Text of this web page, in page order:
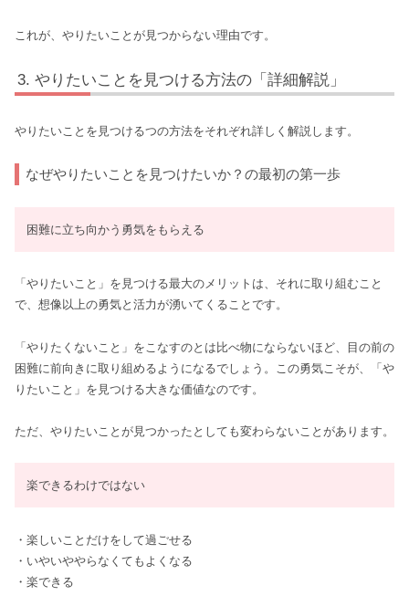
これが、やりたいことが見つからない理由です。
やりたいことを見つける方法の「詳細解説」
やりたいことを見つけるつの方法をそれぞれ詳しく解説します。
なぜやりたいことを見つけたいか？の最初の第一歩
困難に立ち向かう勇気をもらえる
「やりたいこと」を見つける最大のメリットは、それに取り組むこと
で、想像以上の勇気と活力が湧いてくることです。
「やりたくないこと」をこなすのとは比べ物にならないほど、目の前の
困難に前向きに取り組めるようになるでしょう。この勇気こそが、「や
りたいこと」を見つける大きな価値なのです。
ただ、やりたいことが見つかったとしても変わらないことがあります。
楽できるわけではない
・楽しいことだけをして過ごせる
・いやいややらなくてもよくなる
・楽できる